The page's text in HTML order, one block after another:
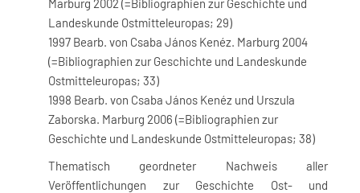
Landeskunde Ostmitteleuropas; 29)
1997 Bearb. von Csaba János Kenéz. Marburg 2004
(=Bibliographien zur Geschichte und Landeskunde
Ostmitteleuropas; 33)
1998 Bearb. von Csaba János Kenéz und Urszula
Zaborska. Marburg 2006 (=Bibliographien zur
Geschichte und Landeskunde Ostmitteleuropas; 38)
Thematisch geordneter Nachweis aller
Veröffentlichungen zur Geschichte Ost- und